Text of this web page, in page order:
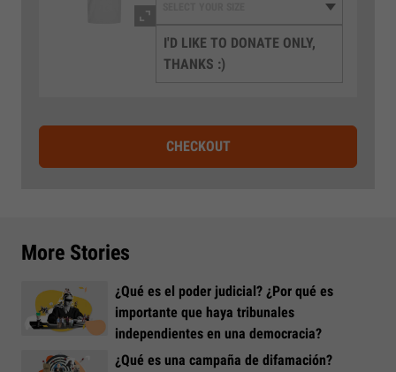
I'D LIKE TO DONATE ONLY,
THANKS :)
CHECKOUT
More Stories
¿Qué es el poder judicial? ¿Por qué es
importante que haya tribunales
independientes en una democracia?
¿Qué es una campaña de difamación?